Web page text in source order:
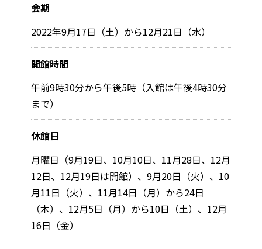
会期
2022年9月17日（土）から12月21日（水）
開館時間
午前9時30分から午後5時（入館は午後4時30分
まで）
休館日
月曜日（9月19日、10月10日、11月28日、12月
12日、12月19日は開館）、9月20日（火）、10
月11日（火）、11月14日（月）から24日
（木）、12月5日（月）から10日（土）、12月
16日（金）